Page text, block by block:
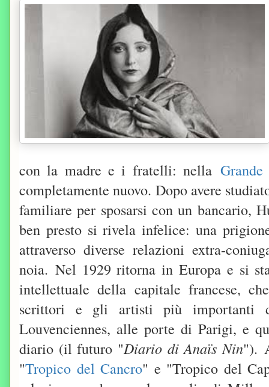
con la madre e i fratelli: nella
completamente nuovo. Dopo avere
familiare per sposarsi con un bancario,
ben presto si rivela infelice: una
attraverso diverse relazioni extra-
noia. Nel 1929 ritorna in Europa e si
intellettuale della capitale francese,
scrittori e gli artisti più importanti
Louvenciennes, alle porte di Parigi, e
diario (il futuro "Diario di Anaïs Nin").
"Tropico del Cancro" e "Tropico del